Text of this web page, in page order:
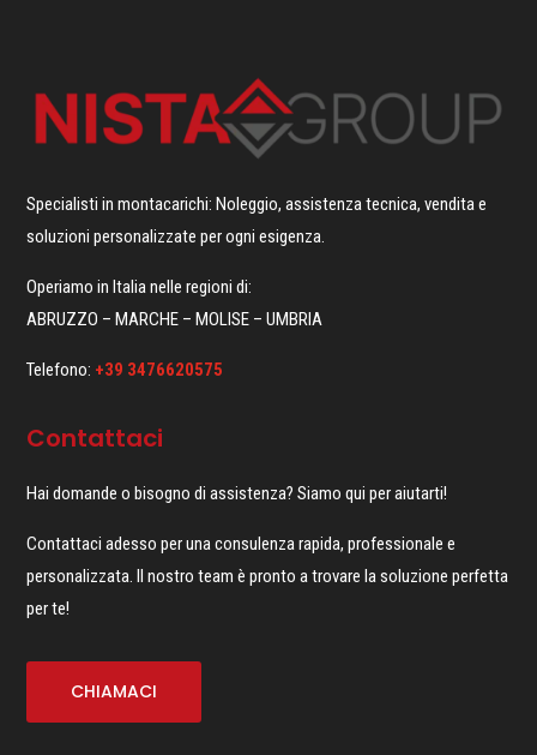
Specialisti in montacarichi: Noleggio, assistenza tecnica, vendita e
soluzioni personalizzate per ogni esigenza.
Operiamo in Italia nelle regioni di:
ABRUZZO – MARCHE – MOLISE – UMBRIA
Telefono: +39 3476620575
Contattaci
Hai domande o bisogno di assistenza? Siamo qui per aiutarti!
Contattaci adesso per una consulenza rapida, professionale e
personalizzata. Il nostro team è pronto a trovare la soluzione perfetta
per te!
CHIAMACI